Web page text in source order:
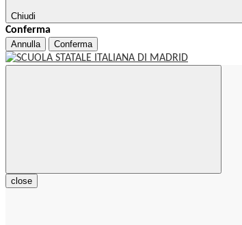
Chiudi
Conferma
Annulla Conferma
close